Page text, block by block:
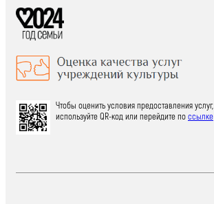
Чтобы оценить условия предоставления услуг,
используйте QR-код или перейдите поссылке